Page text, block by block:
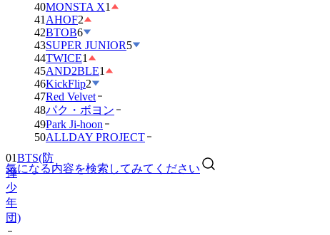
40MONSTA X1
41 AHOF2
42BTOB6
43SUPER JUNIOR5
44TWICE1
45AND2BLE1
46KickFlip2
47Red Velvet
48パク・ボヨン
49Park Ji-hoon
50ALLDAY PROJECT
気になる内容を検索してみてください
01BTS(防
弾
少
年
団)